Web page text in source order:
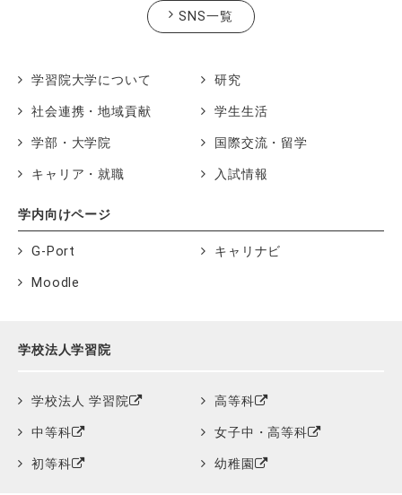
SNS一覧
学習院大学について 研究
社会連携・地域貢献 学生生活
学部・大学院 国際交流・留学
キャリア・就職 入試情報
学内向けページ
G-Port キャリナビ
Moodle
学校法人学習院
学校法人 学習院 高等科
中等科 女子中・高等科
初等科 幼稚園